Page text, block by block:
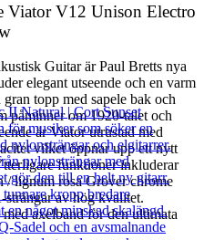
Viator V12 Unison Electro
Guitar är Paul Bretts nya
elegant utseende och en varm
topp med sapele bak och
påminner om 1920-talet och
är Viator utrustad med
vilket öppnar upp ett nytt
funktioner inkluderar
/ lignum rosa Grover chrome
av hög kvalitet.
axelband för den ultimata